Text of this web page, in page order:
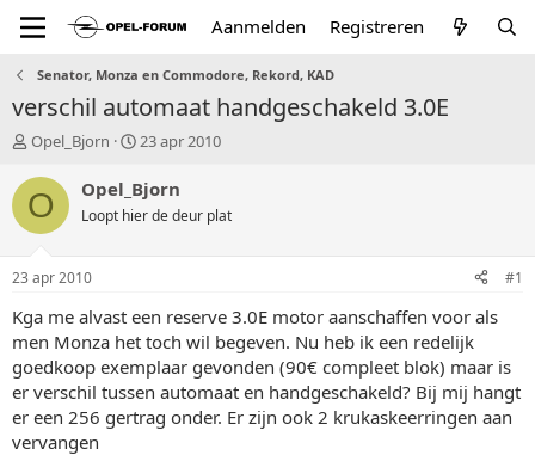
Aanmelden Registreren
Senator, Monza en Commodore, Rekord, KAD
verschil automaat handgeschakeld 3.0E
T
p
i
a
r
t
e
r
Opel_Bjorn
S
a
r
t
u
m
23 apr 2010
O Opel_Bjorn
Loopt hier de deur plat
23 apr 2010 #1
Kga me alvast een reserve 3.0E motor aanschaffen voor als
men Monza het toch wil begeven. Nu heb ik een redelijk
goedkoop exemplaar gevonden (90€ compleet blok) maar is
er verschil tussen automaat en handgeschakeld? Bij mij hangt
er een 256 gertrag onder. Er zijn ook 2 krukaskeerringen aan
vervangen